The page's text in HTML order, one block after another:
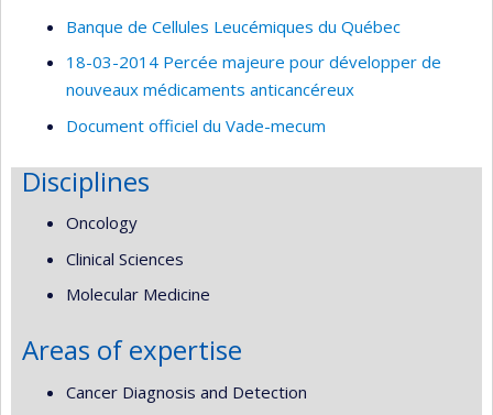
Banque de Cellules Leucémiques du Québec
18-03-2014 Percée majeure pour développer de
nouveaux médicaments anticancéreux
Document officiel du Vade-mecum
Disciplines
Oncology
Clinical Sciences
Molecular Medicine
Areas of expertise
Cancer Diagnosis and Detection